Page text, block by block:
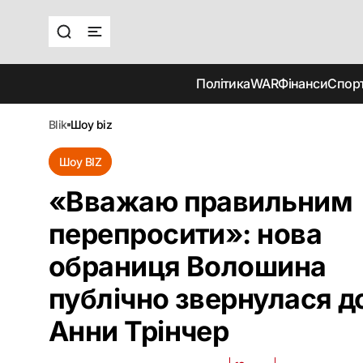
ПолітикаWARФінанси
blik шоу biz
Шоу BIZ
«Вважаю правильним
перепросити»: нова
обраниця Волошина
публічно звернулася
Анни Трінчер